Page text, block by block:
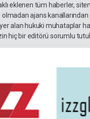
eklenen tüm haberler,
ajans
alan hukuki muhataplar
hiç bir editörü sorumlu